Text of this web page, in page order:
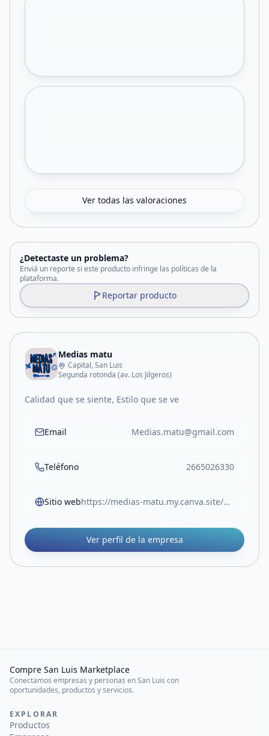
Ver todas las valoraciones
¿Detectaste un problema?
Enviá un reporte si este producto infringe las políticas de la
plataforma.
Reportar producto
Medias matu
Capital, San Luis
Segunda rotonda (av. Los Jilgeros)
Calidad que se siente, Estilo que se ve
Email Medias.matu@gmail.com
Teléfono 2665026330
Sitio web https://medias-matu.my.canva.site/medias-matu
Ver perfil de la empresa
Compre San Luis Marketplace
Conectamos empresas y personas en San Luis con
oportunidades, productos y servicios.
EXPLORAR
Productos